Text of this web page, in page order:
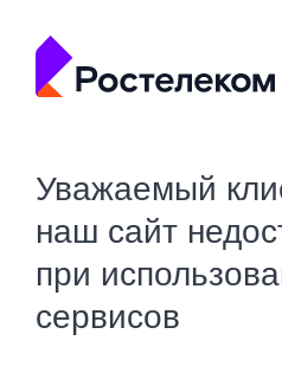
Уважаемый
наш сайт
при
сервисов